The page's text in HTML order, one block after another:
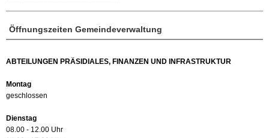
Öffnungszeiten Gemeindeverwaltung
ABTEILUNGEN PRÄSIDIALES, FINANZEN UND INFRASTRUKTUR
Montag
geschlossen
Dienstag
08.00 - 12.00 Uhr